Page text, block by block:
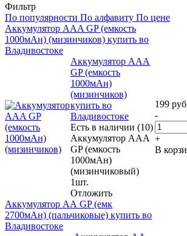
Фильтр
По популярности По алфавиту По цене
Аккумулятор ААA GP (емкость
1000мАн) (мизинчиков) купить во
Владивостоке
Аккумулятор ААA
GP (емкость
1000мАн)
(мизинчиков)
купить во
Владивостоке
Есть в наличии (10)
Аккумулятор ААA
GP (емкость
1000мАн)
(мизинчиковый)
1шт.
Отложить
199
-
+
В
Аккумулятор АА GP (емк
2700мАн) (пальчиковые) купить во
Владивостоке